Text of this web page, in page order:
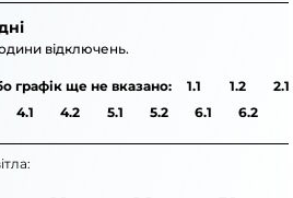
відключень.
графік ще не вказано: 1.1 1.2
2.1
4.1 4.2 5.1 5.2 6.1 6.2